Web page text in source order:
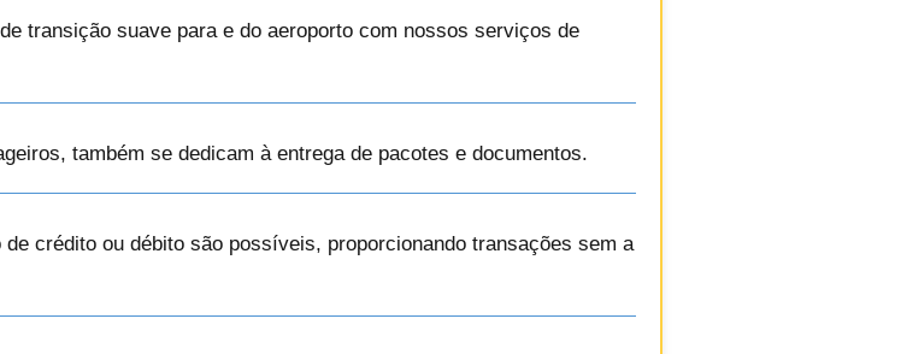
transição suave para e do aeroporto com nossos serviços de
também se dedicam à entrega de pacotes e documentos.
crédito ou débito são possíveis, proporcionando transações sem a